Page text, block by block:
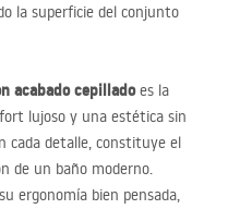
la superficie del conjunto
acabado cepilladoes la
lujoso y una estética sin
cada detalle, constituye el
de un baño moderno.
ergonomía bien pensada,